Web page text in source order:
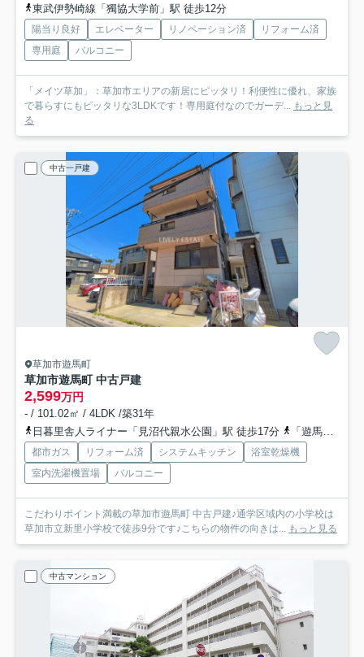
東武伊勢崎線「獨協大学前」駅 徒歩12分
陽当り良好 エレベーター リノベーション済
リフォーム済
専用庭
バルコニー
「メイツ草加」：草加市エリアの新居にピッタリ！利便性に優れ、家族
で暮らすにもピッタリな3LDKです！専用庭付なのでガーデ...
もっと見
る
中古一戸建
草加市遊馬町
草加市遊馬町 中古戸建
2,599万円
- / 101.02㎡ / 4LDK /築31年
日暮里舎人ライナー「見沼代親水公園」駅 徒歩17分
「遊馬町中」バス停下車 徒歩分
都市ガス リフォーム済 システムキッチン
浴室乾燥機
室内洗濯機置場
バルコニー
こだわりポイント満載の草加市遊馬町 中古戸建♪通学区域内の小学校は
草加市立新里小学校で徒歩9分です♪こちらの物件の向きは...
もっと見る
中古マンション